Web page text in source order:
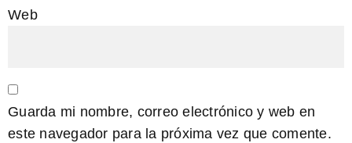
Web
Guarda mi nombre, correo electrónico y web en
este navegador para la próxima vez que comente.